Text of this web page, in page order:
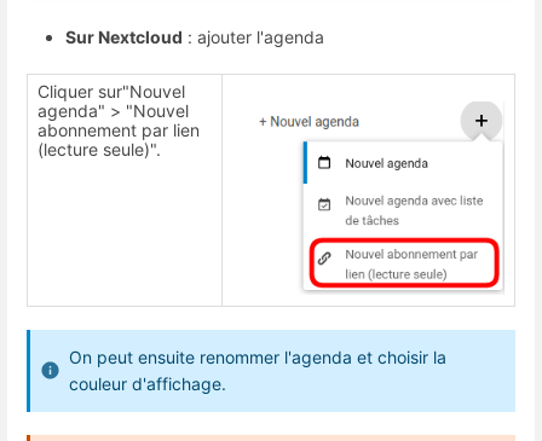
Sur Nextcloud : ajouter l'agenda
Cliquer sur"Nouvel
agenda" > "Nouvel
abonnement par lien
(lecture seule)".
On peut ensuite renommer l'agenda et choisir la
couleur d'affichage.